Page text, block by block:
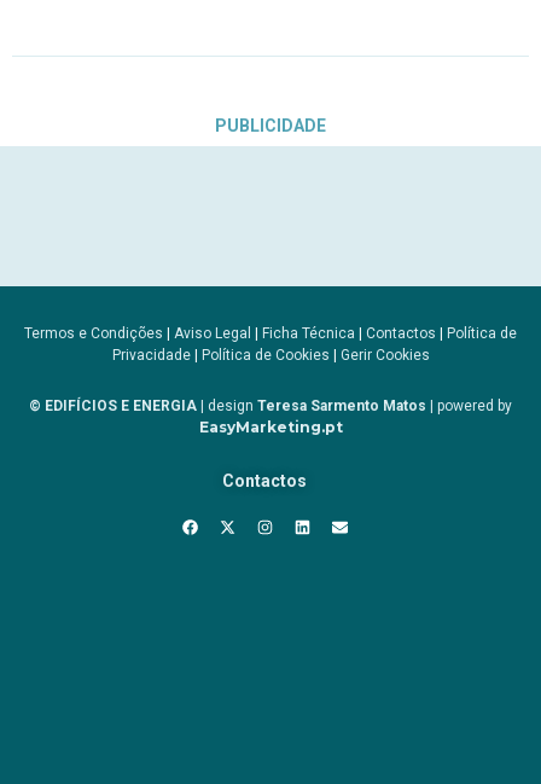
PUBLICIDADE
Termos e Condições | Aviso Legal | Ficha Técnica | Contactos | Política de
Privacidade| Política de Cookies | Gerir Cookies
© EDIFÍCIOS E ENERGIA | design Teresa Sarmento Matos | powered by
EasyMarketing.pt
Contactos